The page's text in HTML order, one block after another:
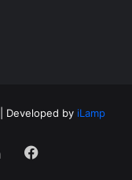
Developed by iLamp